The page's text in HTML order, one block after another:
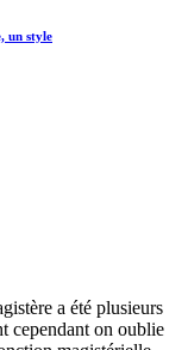
un style
a été plusieurs
cependant on oublie